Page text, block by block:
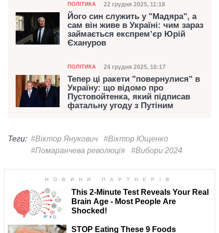
Категорія
ПОЛІТИКА Дата публікації
22 грудня 2025, 11:18
Його син служить у "Мадяра", а
сам він живе в Україні: чим зараз
займається експрем’єр Юрій
Єхануров
Категорія
ПОЛІТИКА Дата публікації
24 грудня 2025, 16:17
Тепер ці ракети "повернулися" в
Україну: що відомо про
Пустовойтенка, який підписав
фатальну угоду з Путіним
Теги: #Віктор Янукович
#Віктор Ющенко
#Помаранчева революція
#Вибори 2024